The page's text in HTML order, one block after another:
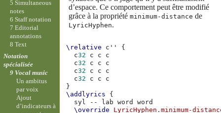
d’espace. Ce comportement peut être modifié
grâce à la propriété minimum-distance de
LyricHyphen.
\relative c''
{
c32 c c
c
c32 c c
c
c32 c c
c
c32 c c
c
}
\addlyrics
{
syl
-- lab word
\override
LyricHyphen .minimum-
5 Simultaneous
notes
6 Staff notation
7 Editorial
annotations
8 Text
Notation
spécialisée
9 Vocal music
Un ambitus
par voix
Ajout
d’indicateurs à